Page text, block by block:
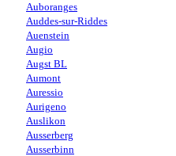
Auboranges
Auddes-sur-Riddes
Auenstein
Augio
Augst BL
Aumont
Auressio
Aurigeno
Auslikon
Ausserberg
Ausserbinn